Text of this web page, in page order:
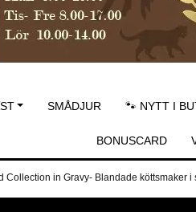
SMÅDJUR 🐾 NYTT I
BONUSCARD
Collection in Gravy- Blandade köttsmaker